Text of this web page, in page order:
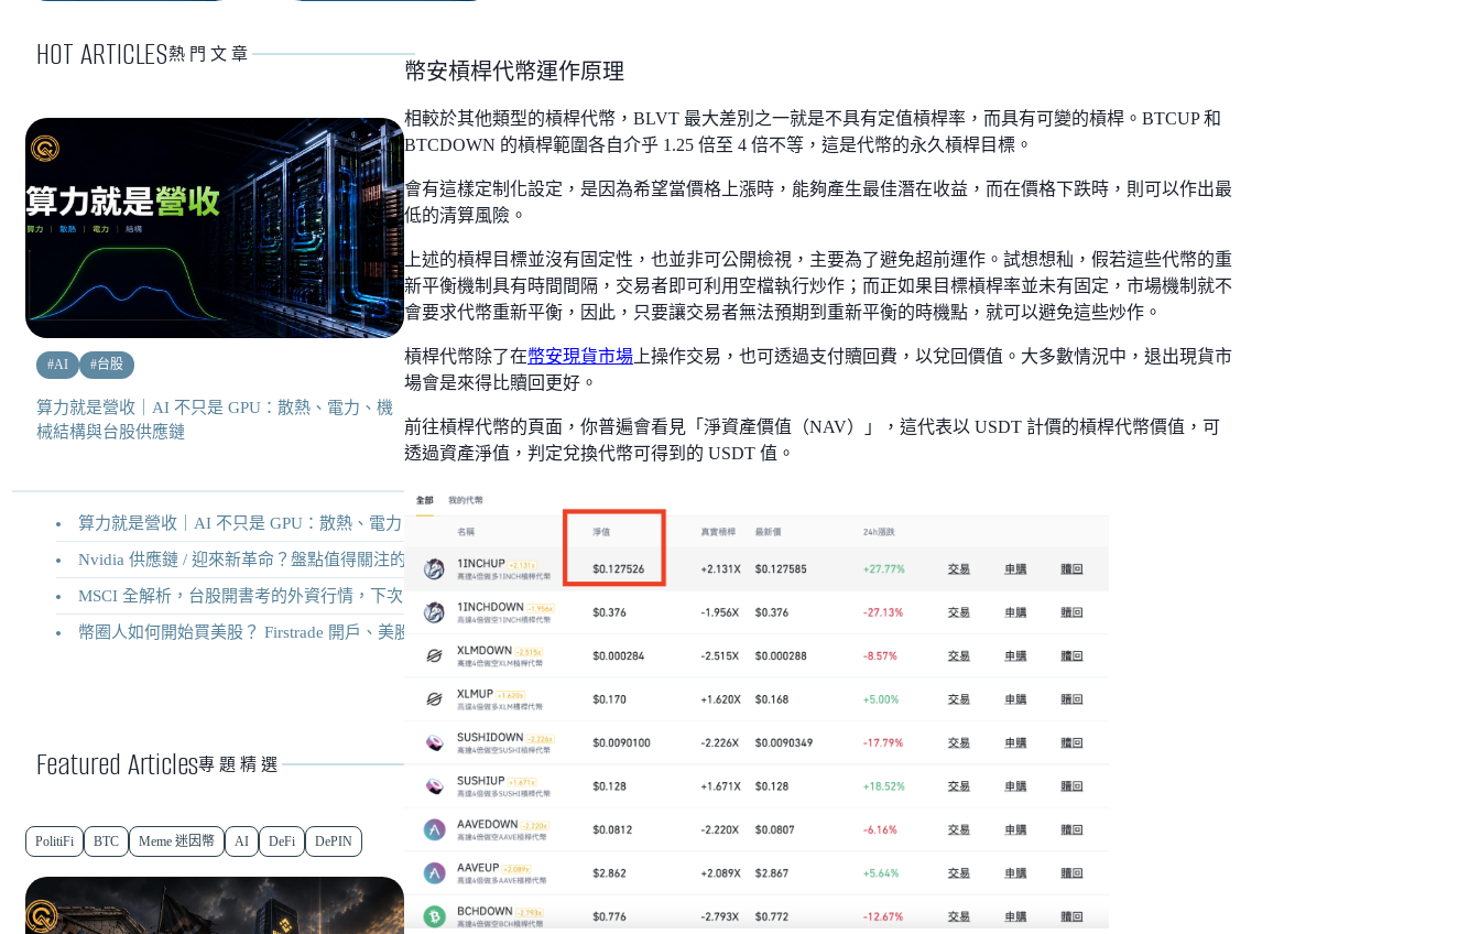
HOT ARTICLES熱門文章
#AI #台股
算力就是營收｜AI 不只是 GPU：散熱、電力、機
械結構與台股供應鏈
算力就是營收｜AI 不只是 GPU：散熱、電力、機械結構與台股供應鏈
Nvidia 供應鏈 / 迎來新革命？盤點值得關注的二十家供應鏈企業
MSCI 全解析，台股開書考的外資行情，下次調整你準備好了嗎？
幣圈人如何開始買美股？ Firstrade 開戶、美股交易機制完整教學
Featured Articles專題精選
PolitiFi BTC Meme 迷因幣 AI DeFi DePIN
幣安槓桿代幣運作原理
相較於其他類型的槓桿代幣，BLVT 最大差別之一就是不具有定值槓桿率，而具有可變的槓桿。BTCUP 和
BTCDOWN 的槓桿範圍各自介乎 1.25 倍至 4 倍不等，這是代幣的永久槓桿目標。
會有這樣定制化設定，是因為希望當價格上漲時，能夠產生最佳潛在收益，而在價格下跌時，則可以作出最
低的清算風險。
上述的槓桿目標並沒有固定性，也並非可公開檢視，主要為了避免超前運作。試想想秈，假若這些代幣的重
新平衡機制具有時間間隔，交易者即可利用空檔執行炒作；而正如果目標槓桿率並未有固定，市場機制就不
會要求代幣重新平衡，因此，只要讓交易者無法預期到重新平衡的時機點，就可以避免這些炒作。
槓桿代幣除了在幣安現貨市場 上操作交易，也可透過支付贖回費，以兌回價值。大多數情況中，退出現貨市
場會是來得比贖回更好。
前往槓桿代幣的頁面，你普遍會看見「淨資產價值（NAV）」，這代表以 USDT 計價的槓桿代幣價值，可
透過資產淨值，判定兌換代幣可得到的 USDT 值。